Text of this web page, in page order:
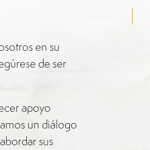
en su
de ser
apoyo
un diálogo
sus